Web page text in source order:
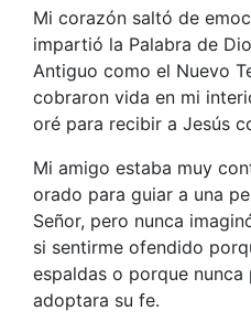
Mi corazón saltó de
impartió la Palabra de
Antiguo como el Nuevo
cobraron vida en mi
oré para recibir a Jesús
Mi amigo estaba muy
orado para guiar a una
Señor, pero nunca
si sentirme ofendido
espaldas o porque
adoptara su fe.